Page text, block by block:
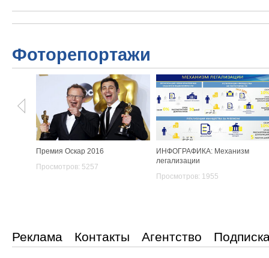
Фоторепортажи
Премия Оскар 2016
Просмотров: 5257
ИНФОГРАФИКА: Механизм
легализации
Просмотров: 1955
Реклама Контакты Агентство